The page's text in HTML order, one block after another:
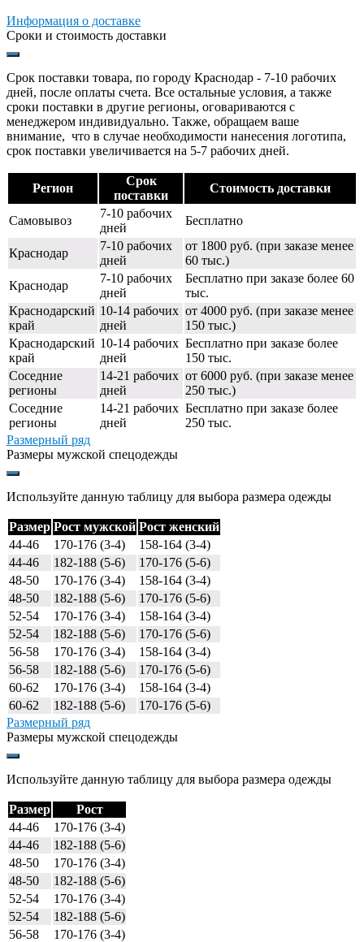
Информация о доставке
Сроки и стоимость доставки
Срок поставки товара, по городу Краснодар - 7-10 рабочих
дней, после оплаты счета. Все остальные условия, а также
сроки поставки в другие регионы, оговариваются с
менеджером индивидуально. Также, обращаем ваше
внимание, что в случае необходимости нанесения логотипа,
срок поставки увеличивается на 5-7 рабочих дней.
Регион
Срок
поставки
Стоимость доставки
Самовывоз
7-10 рабочих
дней
Бесплатно
Краснодар
7-10 рабочих
дней
от 1800 руб. (при заказе менее
60 тыс.)
Краснодар
7-10 рабочих
дней
Бесплатно при заказе более 60
тыс.
Краснодарский
край
10-14 рабочих
дней
от 4000 руб. (при заказе менее
150 тыс.)
Краснодарский
край
10-14 рабочих
дней
Бесплатно при заказе более
150 тыс.
Соседние
регионы
14-21 рабочих
дней
от 6000 руб. (при заказе менее
250 тыс.)
Соседние
регионы
14-21 рабочих
дней
Бесплатно при заказе более
250 тыс.
Размерный ряд
Размеры мужской спецодежды
Используйте данную таблицу для выбора размера одежды
Размер Рост мужской Рост женский
44-46
170-176 (3-4)
158-164 (3-4)
44-46
182-188 (5-6)
170-176 (5-6)
48-50
170-176 (3-4)
158-164 (3-4)
48-50
182-188 (5-6)
170-176 (5-6)
52-54
170-176 (3-4)
158-164 (3-4)
52-54
182-188 (5-6)
170-176 (5-6)
56-58
170-176 (3-4)
158-164 (3-4)
56-58
182-188 (5-6)
170-176 (5-6)
60-62
170-176 (3-4)
158-164 (3-4)
60-62
182-188 (5-6)
170-176 (5-6)
Размерный ряд
Размеры мужской спецодежды
Используйте данную таблицу для выбора размера одежды
Размер
Рост
44-46
170-176 (3-4)
44-46
182-188 (5-6)
48-50
170-176 (3-4)
48-50
182-188 (5-6)
52-54
170-176 (3-4)
52-54
182-188 (5-6)
56-58
170-176 (3-4)